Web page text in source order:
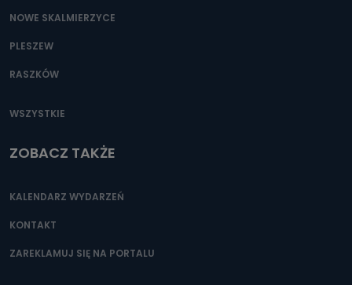
NOWE SKALMIERZYCE
PLESZEW
RASZKÓW
WSZYSTKIE
ZOBACZ TAKŻE
KALENDARZ WYDARZEŃ
KONTAKT
ZAREKLAMUJ SIĘ NA PORTALU